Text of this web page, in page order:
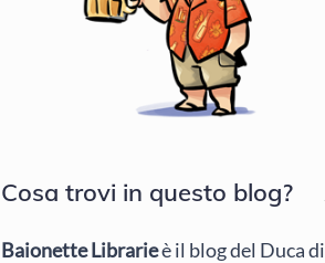
Cosa trovi in questo blog?
Baionette Librarieè il blog del Duca di